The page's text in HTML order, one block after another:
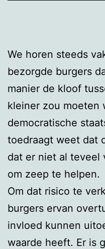
We horen steeds
bezorgde burgers
manier de kloof
kleiner zou moeten
democratische
toedraagt weet dat
dat er niet al teveel
om zeep te helpen.
Om dat risico te
burgers ervan
invloed kunnen
waarde heeft. Er is